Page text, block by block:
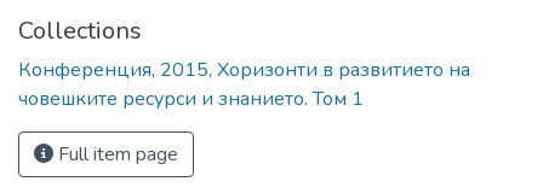
Collections
Конференция, 2015, Хоризонти в развитието на
човешките ресурси и знанието. Том 1
Full item page